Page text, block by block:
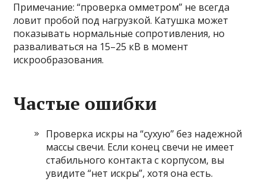
Примечание: “проверка омметром” не всегда
ловит пробой под нагрузкой. Катушка может
показывать нормальные сопротивления, но
разваливаться на 15–25 кВ в момент
искрообразования.
Частые ошибки
Проверка искры на “сухую” без надежной
массы свечи. Если конец свечи не имеет
стабильного контакта с корпусом, вы
увидите “нет искры”, хотя она есть.